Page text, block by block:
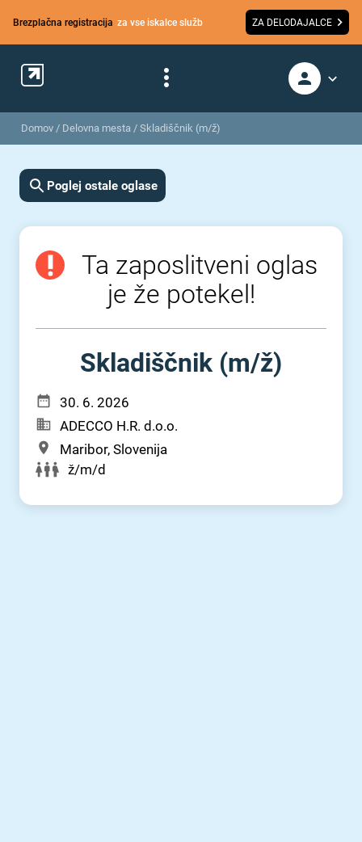
Brezplačna registracija za vse iskalce služb ZA DELODAJALCE
Domov / Delovna mesta / Skladiščnik (m/ž)
Poglej ostale oglase
Ta zaposlitveni oglas
je že potekel!
Skladiščnik (m⁠/⁠ž)
30. 6. 2026
ADECCO H.R. d.o.o.
Maribor, Slovenija
ž/m/d